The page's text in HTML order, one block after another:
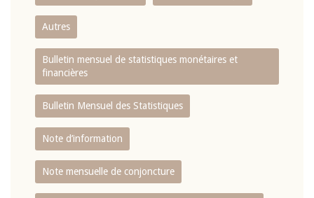
Autres
Bulletin mensuel de statistiques monétaires et
financières
Bulletin Mensuel des Statistiques
Note d’information
Note mensuelle de conjoncture